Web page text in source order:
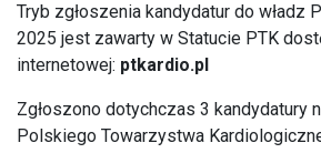
Tryb zgłoszenia kandydatur do władz
2025 jest zawarty w Statucie PTK
internetowej: ptkardio.pl
Zgłoszono dotychczas 3 kandydatury
Polskiego Towarzystwa